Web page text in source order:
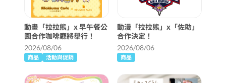
動畫「拉拉熊」x 早午餐公
園合作咖啡廳將舉行！
2026/08/06
商品 活動與促銷
動漫「拉拉熊」x「佐助」
合作決定！
2026/08/06
商品